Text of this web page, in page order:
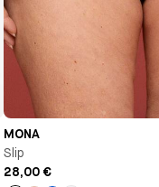
MONA
Slip
28,00 €